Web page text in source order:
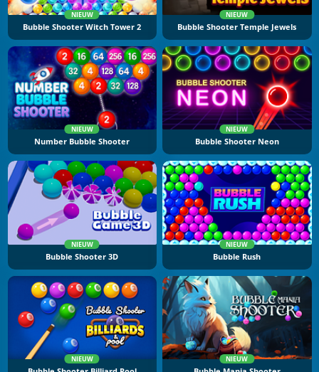
NIEUW
Bubble Shooter Witch Tower 2
NIEUW
Bubble Shooter Temple Jewels
NIEUW
Number Bubble Shooter
NIEUW
Bubble Shooter Neon
NIEUW
Bubble Shooter 3D
NIEUW
Bubble Rush
NIEUW NIEUW